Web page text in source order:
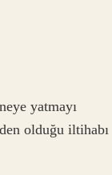
yatmayı
olduğu iltihabı